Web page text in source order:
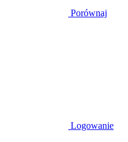
Porównaj
Logowanie